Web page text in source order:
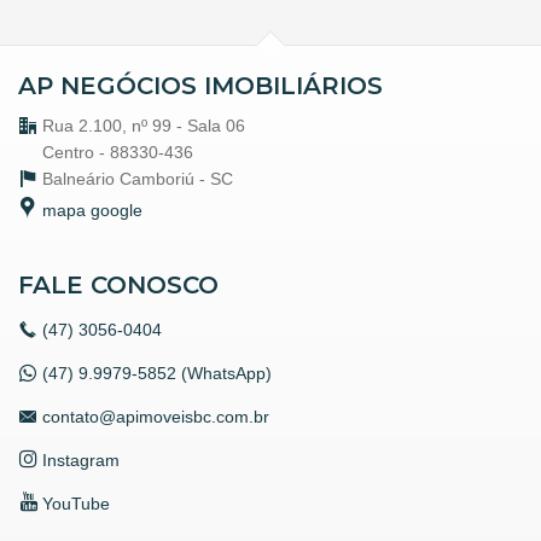
AP NEGÓCIOS IMOBILIÁRIOS
Rua 2.100, nº 99 - Sala 06
Centro - 88330-436
Balneário Camboriú - SC
mapa google
FALE CONOSCO
(47) 3056-0404
(47) 9.9979-5852 (WhatsApp)
contato@apimoveisbc.com.br
Instagram
YouTube